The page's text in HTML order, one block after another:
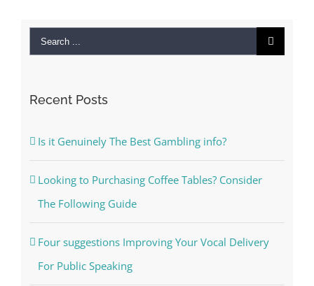
Search
Recent Posts
Is it Genuinely The Best Gambling info?
Looking to Purchasing Coffee Tables? Consider
The Following Guide
Four suggestions Improving Your Vocal Delivery
For Public Speaking